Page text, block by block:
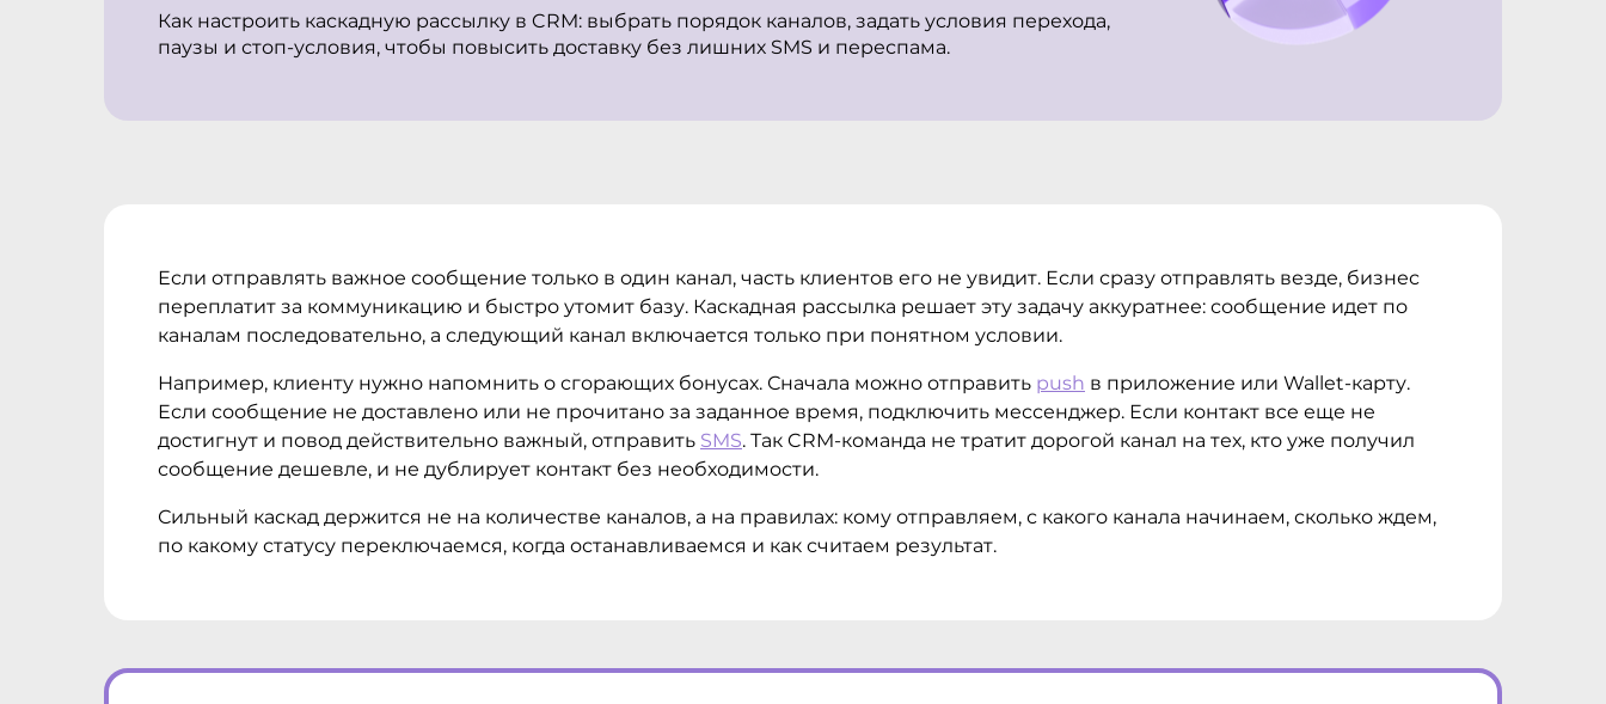
Как настроить каскадную рассылку в CRM: выбрать порядок каналов, задать условия перехода,
паузы и стоп-условия, чтобы повысить доставку без лишних SMS и переспама.
Если отправлять важное сообщение только в один канал, часть клиентов его не увидит. Если сразу отправлять везде, бизнес
переплатит за коммуникацию и быстро утомит базу. Каскадная рассылка решает эту задачу аккуратнее: сообщение идет по
каналам последовательно, а следующий канал включается только при понятном условии.
Например, клиенту нужно напомнить о сгорающих бонусах. Сначала можно отправить push в приложение или Wallet-карту.
Если сообщение не доставлено или не прочитано за заданное время, подключить мессенджер. Если контакт все еще не
достигнут и повод действительно важный, отправить SMS. Так CRM-команда не тратит дорогой канал на тех, кто уже получил
сообщение дешевле, и не дублирует контакт без необходимости.
Сильный каскад держится не на количестве каналов, а на правилах: кому отправляем, с какого канала начинаем, сколько ждем,
по какому статусу переключаемся, когда останавливаемся и как считаем результат.